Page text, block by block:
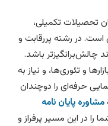
تکمیلی،
رشته پررقابت و
باشد.
تئوری‌ها، و نیاز به
را دوچندان
پایان نامه
این مسیر پرفراز و